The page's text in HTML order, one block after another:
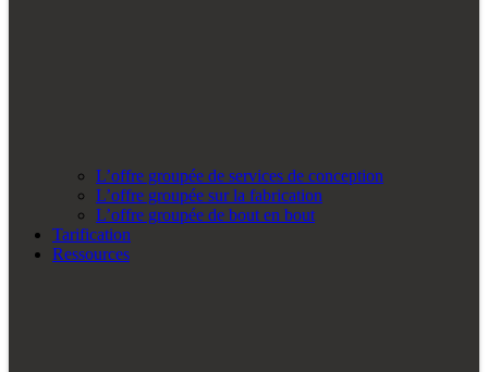
L’offre groupée de services de conception
L’offre groupée sur la fabrication
L’offre groupée de bout en bout
Tarification
Ressources